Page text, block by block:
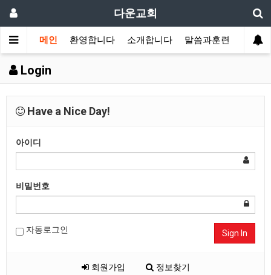
다운교회
메인 환영합니다 소개합니다 말씀과훈련 가정
Login
Have a Nice Day!
아이디
비밀번호
자동로그인 Sign In
회원가입 정보찾기